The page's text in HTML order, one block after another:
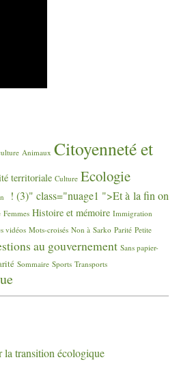
Animaux Citoyenneté et
territoriale Culture Ecologie
! (3)" class="nuage1 ">Et à la fin on
Femmes Histoire et mémoire Immigration
vidéos Mots-croisés Non à Sarko Parité Petite
au gouvernement Sans papier-
Sommaire Sports Transports
la transition écologique